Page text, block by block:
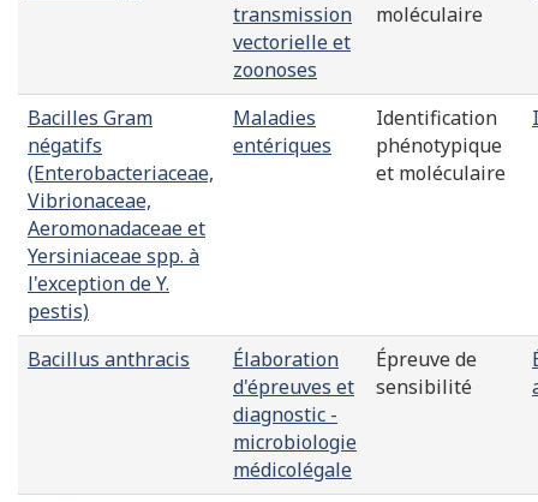
transmission
vectorielle et
zoonoses
moléculaire
Bacilles Gram
négatifs
(Enterobacteriaceae,
Vibrionaceae,
Aeromonadaceae et
Yersiniaceae spp. à
l'exception de Y.
pestis)
Maladies
entériques
Identification
phénotypique
et moléculaire
Bacillus anthracis
Élaboration
d'épreuves et
diagnostic -
microbiologie
médicolégale
Épreuve de
sensibilité